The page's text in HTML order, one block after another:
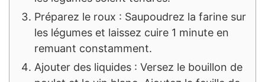
Préparez le roux : Saupoudrez la farine sur
les légumes et laissez cuire 1 minute en
remuant constamment.
Ajouter des liquides : Versez le bouillon de